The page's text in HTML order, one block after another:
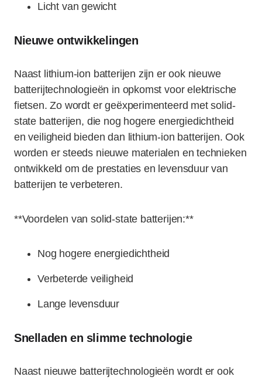
Licht van gewicht
Nieuwe ontwikkelingen
Naast lithium-ion batterijen zijn er ook nieuwe
batterijtechnologieën in opkomst voor elektrische
fietsen. Zo wordt er geëxperimenteerd met solid-
state batterijen, die nog hogere energiedichtheid
en veiligheid bieden dan lithium-ion batterijen. Ook
worden er steeds nieuwe materialen en technieken
ontwikkeld om de prestaties en levensduur van
batterijen te verbeteren.
**Voordelen van solid-state batterijen:**
Nog hogere energiedichtheid
Verbeterde veiligheid
Lange levensduur
Snelladen en slimme technologie
Naast nieuwe batterijtechnologieën wordt er ook